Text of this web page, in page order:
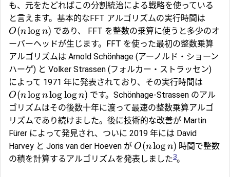
も、元をたどればこの分割統治による戦略を使っている
と言えます。基本的なFFT アルゴリズムの実行時間は
O(nlogn) であり、 FFT を整数の乗算に使うと多少のオ
ーバーヘッドが生じます。FFT を使った最初の整数乗算
アルゴリズムは Arnold Schönhage (アーノルド・ショーン
ハーゲ) と Volker Strassen (フォルカー・ストラッセン)
によって 1971 年に発表されており、その実行時間は
O(nlognloglogn) です。Schönhage-Strassen のアル
ゴリズムはその後数十年に渡って最速の整数乗算アルゴ
リズムであり続けました。後に技術的な改善が Martin
Fürer によって発見され、ついに 2019 年には David
Harvey と Joris van der Hoeven が O(nlogn) 時間で整数
の積を計算するアルゴリズムを発表しました3。